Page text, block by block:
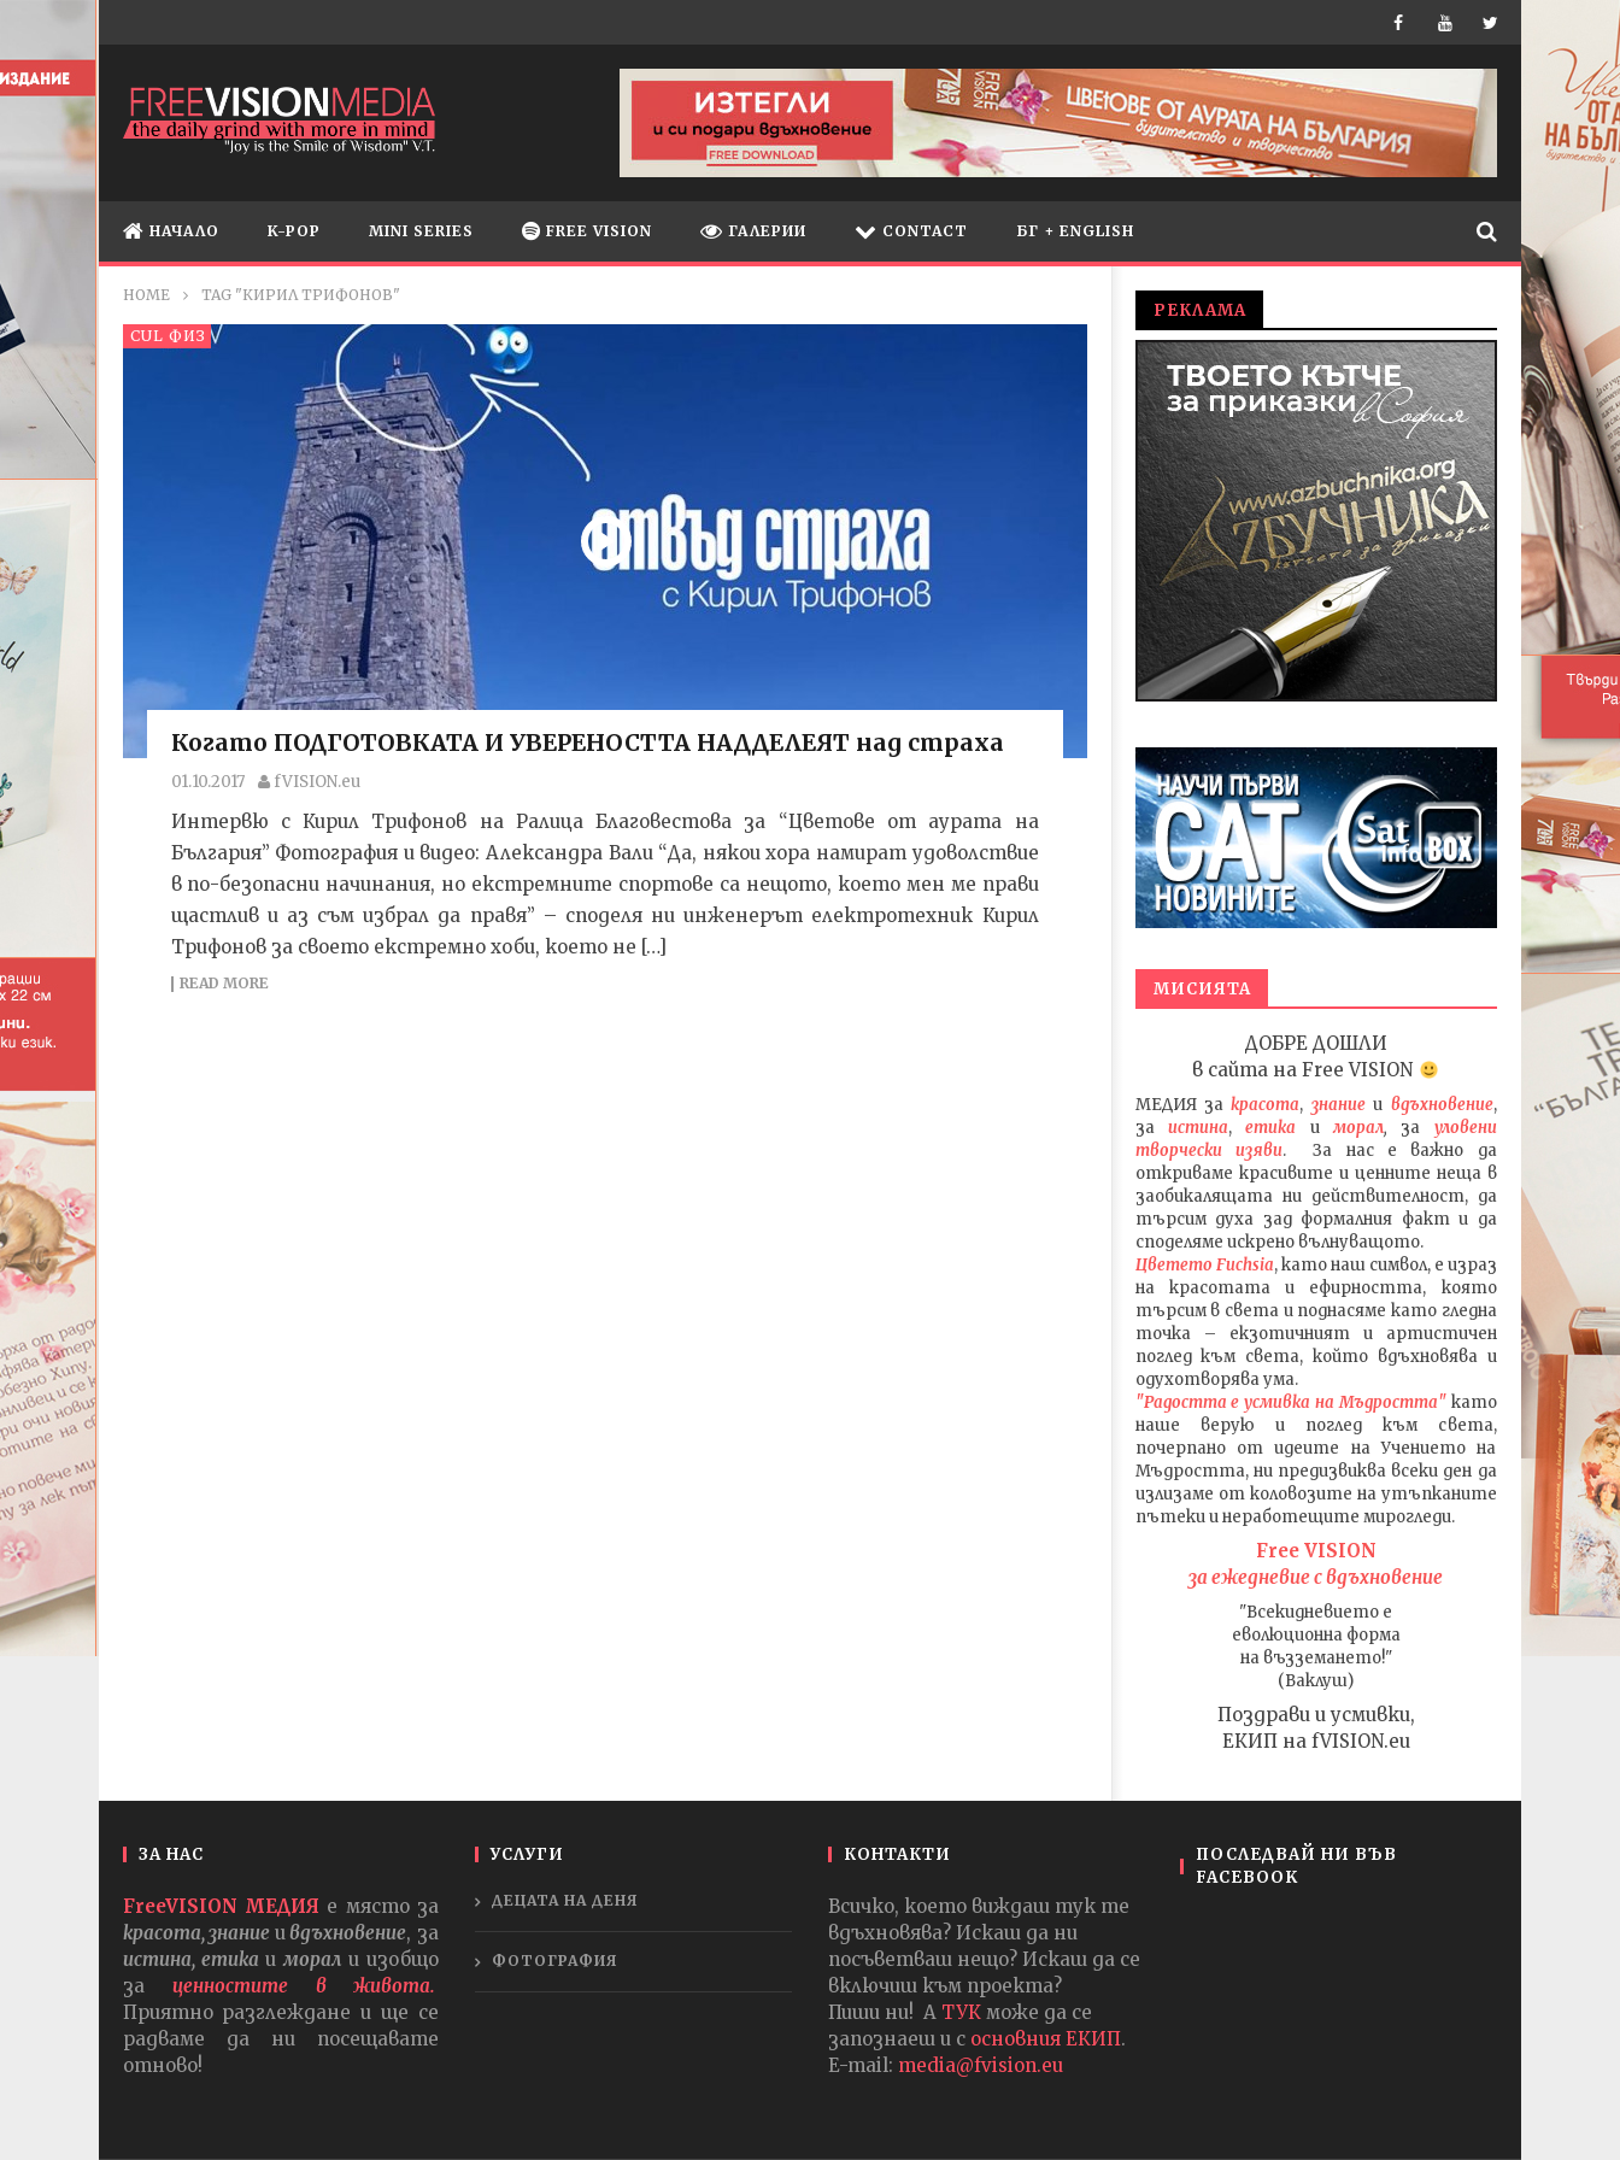
НАЧАЛО K-POP MINI SERIES FREE VISION ГАЛЕРИИ CONTACT БГ + ENGLISH
HOME TAG "КИРИЛ ТРИФОНОВ"
CUL ФИЗ
Когато ПОДГОТОВКАТА И УВЕРЕНОСТТА НАДДЕЛЕЯТ над страха
01.10.2017 fVISION.eu
Интервю с Кирил Трифонов на Ралица Благовестова за “Цветове от аурата на
България” Фотография и видео: Александра Вали “Да, някои хора намират удоволствие
в по-безопасни начинания, но екстремните спортове са нещото, което мен ме прави
щастлив и аз съм избрал да правя” – споделя ни инженерът електротехник Кирил
Трифонов за своето екстремно хоби, което не […]
READ MORE
РЕКЛАМА
МИСИЯТА
ДОБРЕ ДОШЛИ
в сайта наFree VISION
МЕДИЯзакрасота, знаниеи вдъхновение,
за истина,етика иморал, за уловени
творчески изяви. За нас е важно да
откриваме красивите и ценните неща в
заобикалящата ни действителност, да
търсим духа зад формалния факт и да
споделяме искрено вълнуващото.
Цветето Fuchsia, като наш символ, е израз
на красотата и ефирността, която
търсим в света и поднасяме като гледна
точка – екзотичният и артистичен
поглед към света, който вдъхновява и
одухотворява ума.
"Радостта е усмивка на Мъдростта"като
наше верую и поглед към света,
почерпано от идеите на Учението на
Мъдростта,ни предизвиква всеки ден да
излизаме от коловозите на утъпканите
пътеки и неработещите мирогледи.
Free VISION
за ежедневие с вдъхновение
"Всекидневието е
еволюционна форма
на възземането!"
(Ваклуш)
Поздрави и усмивки,
ЕКИП на fVISION.eu
ЗА НАС
FreeVISION МЕДИЯ е място за
красота, знание и вдъхновение, за
истина, етикаи морал и изобщо
за ценностите в живота.
Приятно разглеждане и ще се
радваме да ни посещавате
отново!
УСЛУГИ
ДЕЦАТА НА ДЕНЯ
ФОТОГРАФИЯ
КОНТАКТИ
Всичко, което виждаш тук те
вдъхновява? Искаш да ни
посъветваш нещо? Искаш да се
включиш към проекта?
Пиши ни! А ТУКможе да се
запознаеш и с основния ЕКИП.
E-mail: media@fvision.eu
ПОСЛЕДВАЙ НИ ВЪВ
FACEBOOK